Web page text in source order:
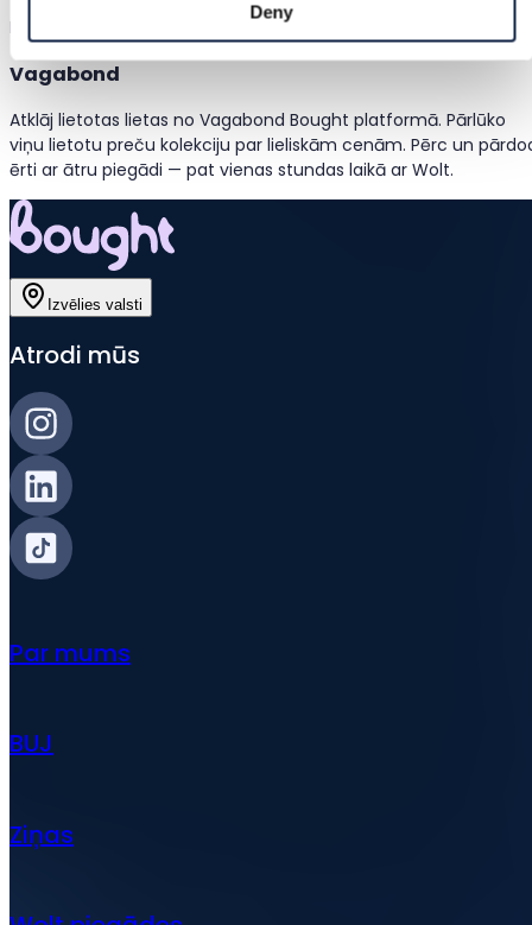
Deny
Rāda preces 1–1
Vagabond
Atklāj lietotas lietas no Vagabond Bought platformā. Pārlūko
viņu lietotu preču kolekciju par lieliskām cenām. Pērc un
ērti ar ātru piegādi — pat vienas stundas laikā ar Wolt.
Izvēlies valsti
Atrodi mūs
Par mums
BUJ
Ziņas